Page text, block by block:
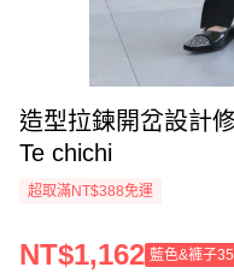
造型拉鍊開岔設計
Te chichi
超取滿NT$388免運
NT$1,162 藍色&褲子